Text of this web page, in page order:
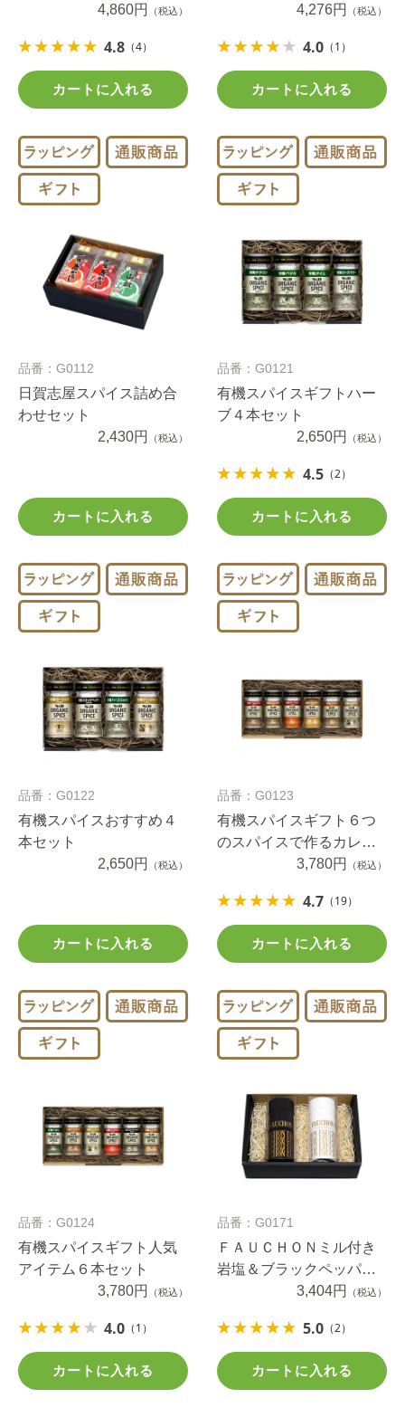
4,860円 （税込）
4.8 （4）
カートに入れる
修（包装対応）4,276円 （税込）
4.0 （1）
カートに入れる
品番：G0112
日賀志屋スパイス詰め合
わせセット
2,430円
（税込）
カートに入れる
品番：G0121
有機スパイスギフトハー
ブ４本セット
2,650円
（税込）
4.5 （2）
カートに入れる
品番：G0122
有機スパイスおすすめ４
本セット
2,650円
（税込）
カートに入れる
品番：G0123
有機スパイスギフト６つ
のスパイスで作るカレー
3,780円 （税込）
4.7 （19）
カートに入れる
品番：G0124
有機スパイスギフト人気
アイテム６本セット
3,780円
（税込）
4.0 （1）
カートに入れる
品番：G0171
ＦＡＵＣＨＯＮミル付き
岩塩＆ブラックペッパー
3,404円 （税込）
5.0 （2）
カートに入れる